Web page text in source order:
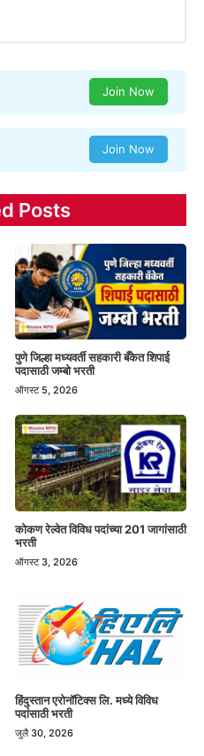
Join Now
Join Now
Posts
पुणे जिल्हा मध्यवर्ती सहकारी बँकेत शिपाई
पदासाठी जम्बो भरती
ऑगस्ट 5, 2026
कोकण रेल्वेत विविध पदांच्या 201 जागांसाठी
भरती
ऑगस्ट 3, 2026
हिंदुस्तान एरोनॉटिक्स लि. मध्ये विविध
पदांसाठी भरती
जुलै 30, 2026